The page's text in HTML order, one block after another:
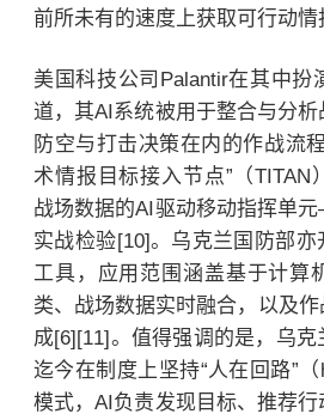
前所未有的速度上获取可行动情
美国科技公司Palantir在其中扮
道，其AI系统被用于整合与分
防空与打击决策在内的作战流
术情报目标接入节点”（
战场数据的AI驱动移动指挥单
实战检验[10]。乌克兰国防部
工具，应用范围涵盖基于计算
类、战场数据实时融合，以及
成[6][11]。值得强调的是，乌
迄今在制度上坚持“人在回路”（
模式，AI负责发现目标、推荐